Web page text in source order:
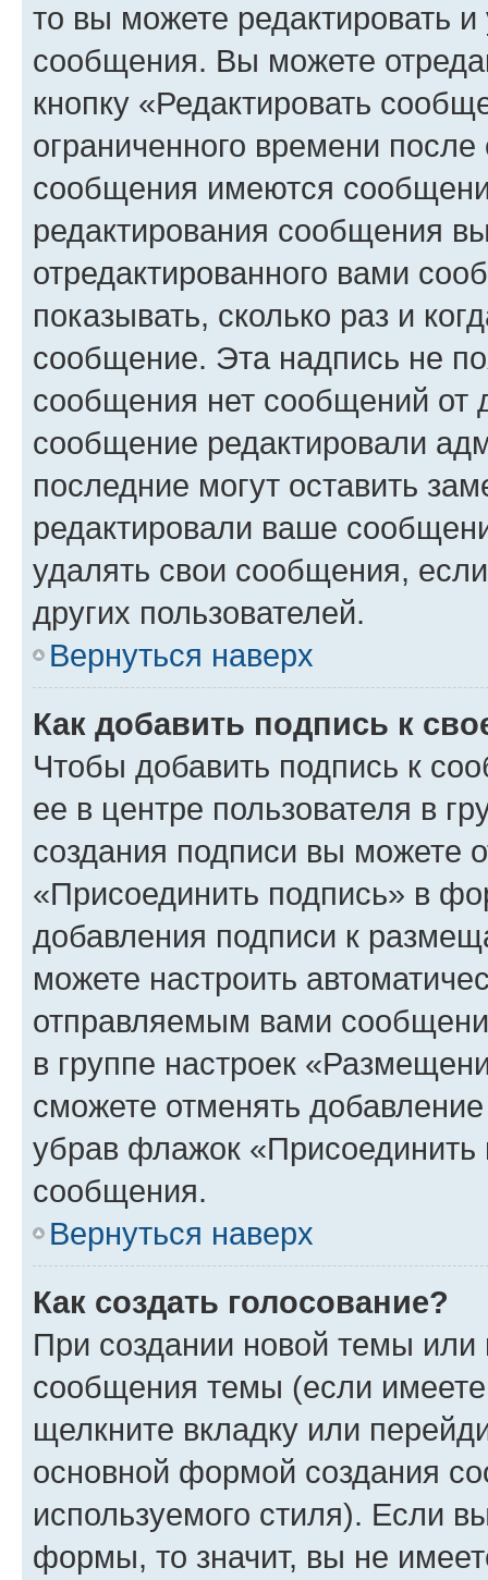
то вы можете редактировать
сообщения. Вы можете
кнопку «Редактировать
ограниченного времени
сообщения имеются
редактирования сообщения
отредактированного вами
показывать, сколько раз и
сообщение. Эта надпись не
сообщения нет сообщений от
сообщение редактировали
последние могут оставить
редактировали ваше
удалять свои сообщения,
других пользователей.
Вернуться наверх
Как добавить подпись к
Чтобы добавить подпись к
ее в центре пользователя в
создания подписи вы можете
«Присоединить подпись» в
добавления подписи к
можете настроить
отправляемым вами
в группе настроек
сможете отменять
убрав флажок
сообщения.
Вернуться наверх
Как создать голосование?
При создании новой темы или
сообщения темы (если
щелкните вкладку или
основной формой создания
используемого стиля). Если
формы, то значит, вы не